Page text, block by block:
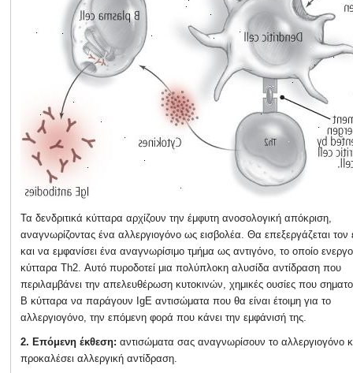
Τα δενδριτικά κύτταρα αρχίζουν την έμφυτη ανοσολογική απόκριση,
αναγνωρίζοντας ένα αλλεργιογόνο ως εισβολέα. Θα επεξεργάζεται τον
και να εμφανίσει ένα αναγνωρίσιμο τμήμα ως αντιγόνο, το οποίο
κύτταρα Th2. Αυτό πυροδοτεί μια πολύπλοκη αλυσίδα αντίδραση που
περιλαμβάνει την απελευθέρωση κυτοκινών, χημικές ουσίες που
Β κύτταρα να παράγουν IgE αντισώματα που θα είναι έτοιμη για το
αλλεργιογόνο, την επόμενη φορά που κάνει την εμφάνισή της.
2. Επόμενη έκθεση: αντισώματα σας αναγνωρίσουν το αλλεργιογόνο
προκαλέσει αλλεργική αντίδραση.